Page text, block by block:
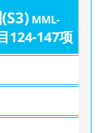
MML-
124-147项